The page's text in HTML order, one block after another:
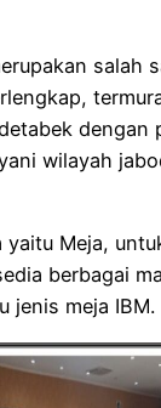
salah
dengan
wilayah
yaitu Meja,
berbagai
jenis meja IBM.